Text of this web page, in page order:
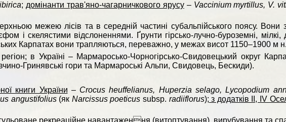
; домінанти трав'яно-чагарничкового ярусу– Vaccinium myrtillus, V.
межею лісів та в середній частині субальпійського поясу. Вони
і скелястими відслоненнями. Ґрунти гірсько-лучно-буроземні,
Карпатах вони трапляються, переважно, у межах висот 1150–1900 м
в Україні – Мармаросько-Чорногірсько-Свидовецький округ
Гринявські гори та Мармароські Альпи, Свидовець, Бескиди).
книги України – Crocus heuffelianus, Huperzia selago, Lycopodium
angustifolius(як Narcissus poeticus subsp. radiiflorus); з додатків II, IV